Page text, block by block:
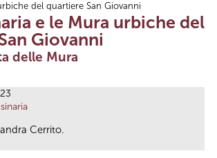
del quartiere San Giovanni
e le Mura urbiche del
Giovanni
delle Mura
Cerrito.